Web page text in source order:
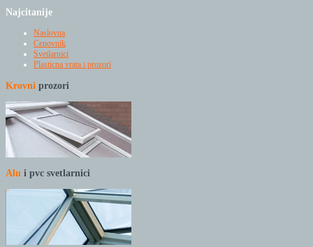
Najcitanije
Naslovna
Cenovnik
Svetlarnici
Plasticna vrata i prozori
Krovni prozori
Alu i pvc svetlarnici